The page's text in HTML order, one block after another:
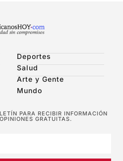
Deportes
Salud
Arte y Gente
Mundo
PARA RECIBIR INFORMACIÓN
GRATUITAS.